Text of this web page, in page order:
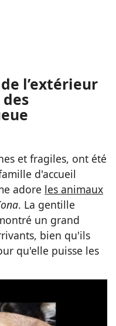
l’extérieur
et fragiles, ont été
d'accueil
adore les animaux
. La gentille
un grand
bien qu'ils
qu'elle puisse les